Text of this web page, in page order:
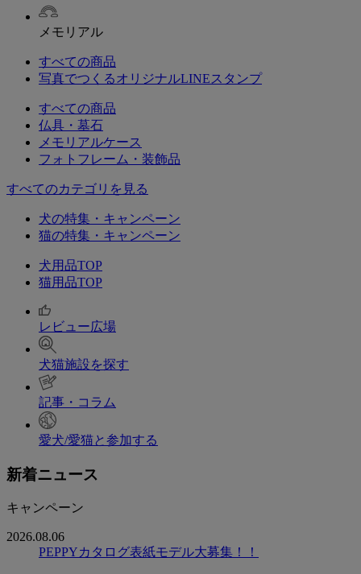
メモリアル
すべての商品
写真でつくるオリジナルLINEスタンプ
すべての商品
仏具・墓石
メモリアルケース
フォトフレーム・装飾品
すべてのカテゴリを見る
犬の特集・キャンペーン
猫の特集・キャンペーン
犬用品TOP
猫用品TOP
レビュー広場
犬猫施設を探す
記事・コラム
愛犬/愛猫と参加する
新着ニュース
キャンペーン
2026.08.06
PEPPYカタログ表紙モデル大募集！！